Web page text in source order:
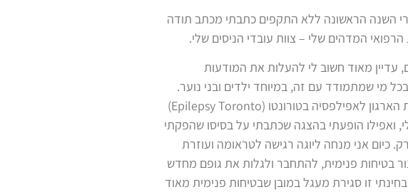
השנה הראשונה ללא התקפים כתבתי מכתב תודה
עדיין מאוד חשוב לי להעלות את המודעות
מי שמתמודד עם זה, במיוחד ילדים ובני נוער.
גייסתי תרומות למען פעילות הארגון לאפילפסיה בטורונטו (Epilepsy Toronto)
ואפילו הופעתי בהצגה שכתבתי על בסיסו שהפקתי
כיום אני מנחה ליוגה רגישה לטראומה ועוזרת
בטיחות פנימית, להתחבר ולגלות את גופם מחדש
זו סגירת מעגל במובן שבטיחות פנימית מאוד